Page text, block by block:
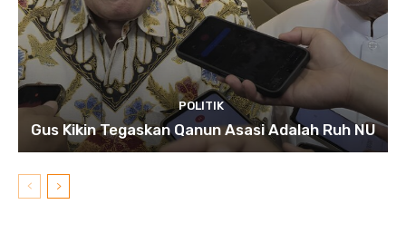
POLITIK
Gus Kikin Tegaskan Qanun Asasi Adalah Ruh NU